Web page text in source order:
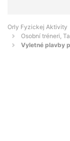
Orly Fyzickej Aktivity
Osobní tréneri,
Vyletné plavby